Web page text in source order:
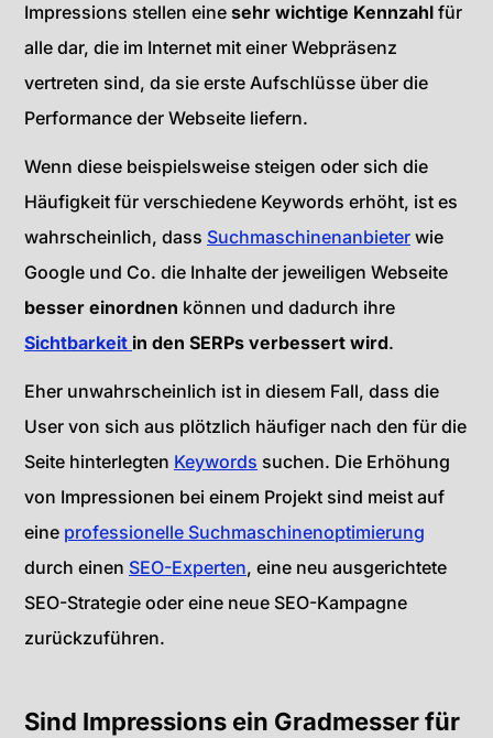
Impressions stellen eine sehr wichtige Kennzahl für
alle dar, die im Internet mit einer Webpräsenz
vertreten sind, da sie erste Aufschlüsse über die
Performance der Webseite liefern.
Wenn diese beispielsweise steigen oder sich die
Häufigkeit für verschiedene Keywords erhöht, ist es
wahrscheinlich, dass Suchmaschinenanbieter wie
Google und Co. die Inhalte der jeweiligen Webseite
besser einordnen können und dadurch ihre
Sichtbarkeit in den SERPs verbessert wird.
Eher unwahrscheinlich ist in diesem Fall, dass die
User von sich aus plötzlich häufiger nach den für die
Seite hinterlegten Keywords suchen. Die Erhöhung
von Impressionen bei einem Projekt sind meist auf
eine professionelle Suchmaschinenoptimierung
durch einen SEO-Experten, eine neu ausgerichtete
SEO-Strategie oder eine neue SEO-Kampagne
zurückzuführen.
Sind Impressions ein Gradmesser für